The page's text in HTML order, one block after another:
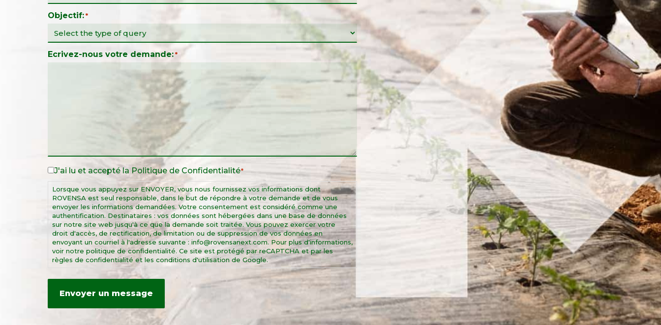
Objectif: *
Ecrivez-nous votre demande: *
Legal
J'ai lu et accepté la Politique de Confidentialité*
Lorsque vous appuyez sur ENVOYER, vous nous fournissez vos informations dont
ROVENSA est seul responsable, dans le but de répondre à votre demande et de vous
envoyer les informations demandées. Votre consentement est considéré comme une
authentification. Destinataires : vos données sont hébergées dans une base de données
sur notre site web jusqu'à ce que la demande soit traitée. Vous pouvez exercer votre
droit d'accès, de rectification, de limitation ou de suppression de vos données en
envoyant un courriel à l'adresse suivante : info@rovensanext.com. Pour plus d'informations,
voir notre politique de confidentialité. Ce site est protégé par reCAPTCHA et par les
règles de confidentialité et les conditions d'utilisation de Google.